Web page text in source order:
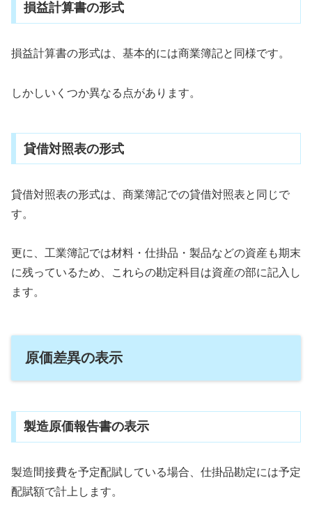
損益計算書の形式
損益計算書の形式は、基本的には商業簿記と同様です。
しかしいくつか異なる点があります。
貸借対照表の形式
貸借対照表の形式は、商業簿記での貸借対照表と同じで
す。
更に、工業簿記では材料・仕掛品・製品などの資産も期末
に残っているため、これらの勘定科目は資産の部に記入し
ます。
原価差異の表示
製造原価報告書の表示
製造間接費を予定配賦している場合、仕掛品勘定には予定
配賦額で計上します。